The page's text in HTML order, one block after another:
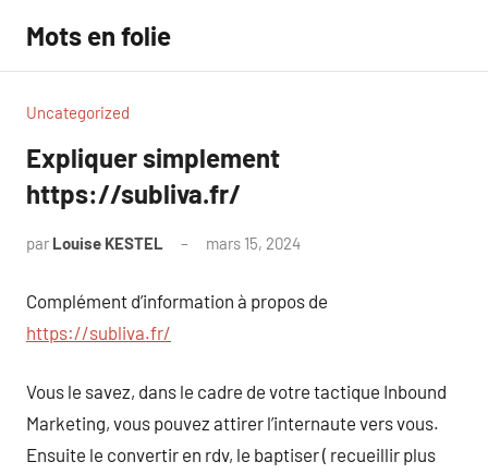
contenu
Mots en folie
Uncategorized
Expliquer simplement
https://subliva.fr/
par Louise KESTEL mars 15, 2024
Complément d’information à propos de
https://subliva.fr/
Vous le savez, dans le cadre de votre tactique Inbound
Marketing, vous pouvez attirer l’internaute vers vous.
Ensuite le convertir en rdv, le baptiser ( recueillir plus